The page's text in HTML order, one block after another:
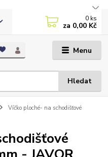
Menu
Hledat
0 ks
za 0,00 Kč
Víčko ploché- na schodišťové